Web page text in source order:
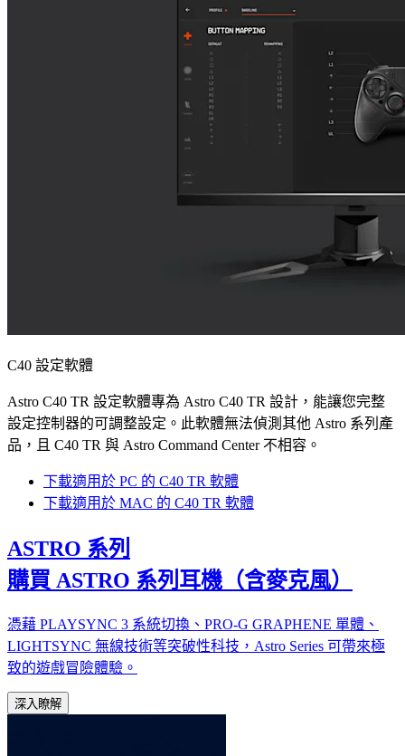
C40 設定軟體
Astro C40 TR 設定軟體專為 Astro C40 TR 設計，能讓您完整
設定控制器的可調整設定。此軟體無法偵測其他 Astro 系列產
品，且 C40 TR 與 Astro Command Center 不相容。
下載適用於 PC 的 C40 TR 軟體
下載適用於 MAC 的 C40 TR 軟體
ASTRO 系列
購買 ASTRO 系列耳機（含麥克風）
憑藉 PLAYSYNC 3 系統切換、PRO-G GRAPHENE 單體、
LIGHTSYNC 無線技術等突破性科技，Astro Series 可帶來極
致的遊戲冒險體驗。
深入瞭解